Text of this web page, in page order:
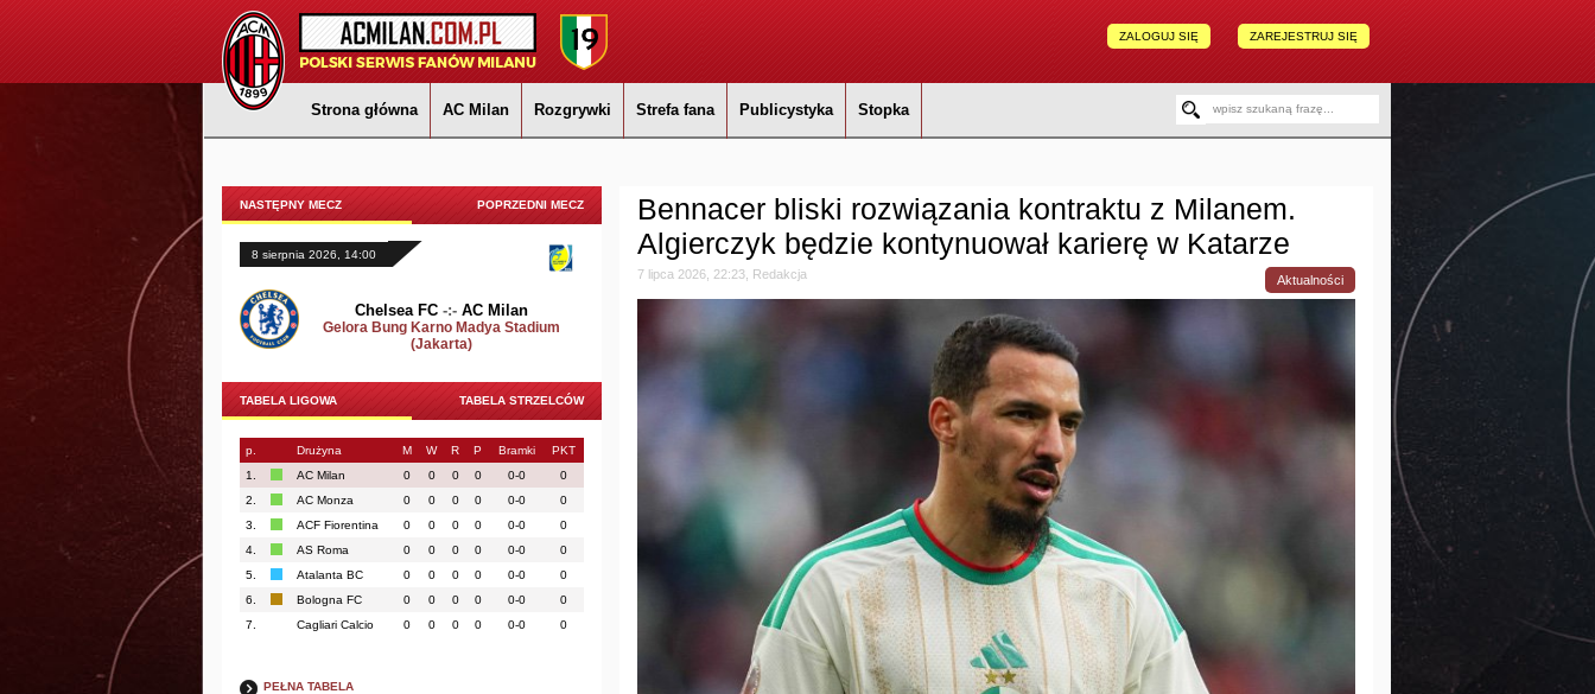
ZAREJESTRUJ SIĘ
ZALOGUJ SIĘ
Strona główna AC Milan Rozgrywki Strefa fana Publicystyka Stopka
NASTĘPNY MECZ POPRZEDNI MECZ
8 sierpnia 2026, 14:00
Chelsea FC -:- AC Milan
Gelora Bung Karno Madya Stadium
(Jakarta)
TABELA LIGOWA TABELA STRZELCÓW
p. Drużyna M W R P Bramki
PKT
1.
AC Milan 0 0 0 0 0-0
0
2.
AC Monza 0 0 0 0 0-0
0
3.
ACF Fiorentina 0 0 0 0 0-0
0
4.
AS Roma 0 0 0 0 0-0
0
5.
Atalanta BC 0 0 0 0 0-0
0
6.
Bologna FC 0 0 0 0 0-0
0
7.
Cagliari Calcio 0 0 0 0 0-0 0
PEŁNA TABELA
Bennacer bliski rozwiązania kontraktu z Milanem.
Algierczyk będzie kontynuował karierę w Katarze
7 lipca 2026, 22:23, Redakcja Aktualności